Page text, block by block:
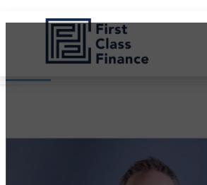
Startseite Über uns
Über uns